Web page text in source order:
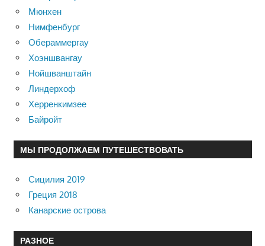
Мюнхен
Нимфенбург
Обераммергау
Хоэншвангау
Нойшванштайн
Линдерхоф
Херренкимзее
Байройт
МЫ ПРОДОЛЖАЕМ ПУТЕШЕСТВОВАТЬ
Сицилия 2019
Греция 2018
Канарские острова
РАЗНОЕ